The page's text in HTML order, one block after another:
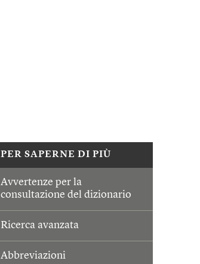
PER SAPERNE DI PIÙ
Avvertenze per la
consultazione del dizionario
Ricerca avanzata
Abbreviazioni